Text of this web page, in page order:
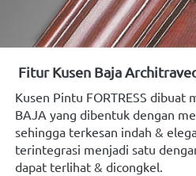
Fitur Kusen Baja
Kusen Pintu FORTRESS dibuat
BAJA yang dibentuk dengan
sehingga terkesan indah &
terintegrasi menjadi satu
dapat terlihat & dicongkel.